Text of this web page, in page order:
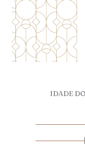
IDADE